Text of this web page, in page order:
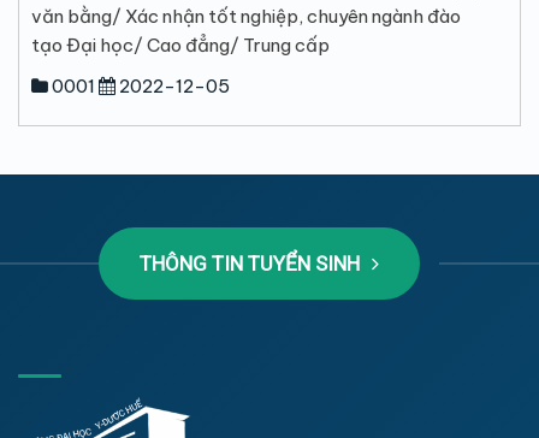
văn bằng/ Xác nhận tốt nghiệp, chuyên ngành đào
tạo Đại học/ Cao đẳng/ Trung cấp
0001
2022-12-05
THÔNG TIN TUYỂN SINH